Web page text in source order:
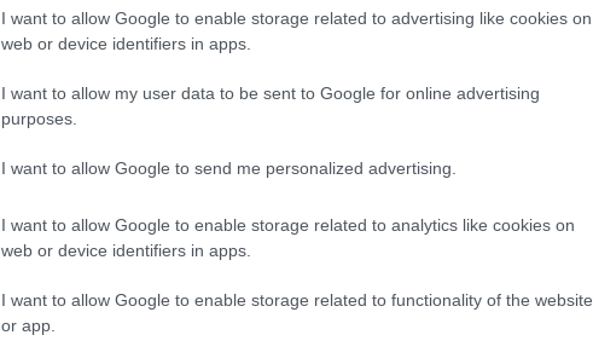
I want to allow Google to enable storage related to advertising like cookies on
web or device identifiers in apps.
I want to allow my user data to be sent to Google for online advertising
purposes.
I want to allow Google to send me personalized advertising.
I want to allow Google to enable storage related to analytics like cookies on
web or device identifiers in apps.
I want to allow Google to enable storage related to functionality of the website
or app.